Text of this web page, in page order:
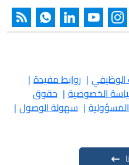
الوظيفي
روابط مفيدة
الخصوصية حقوق
سهولة الوصول